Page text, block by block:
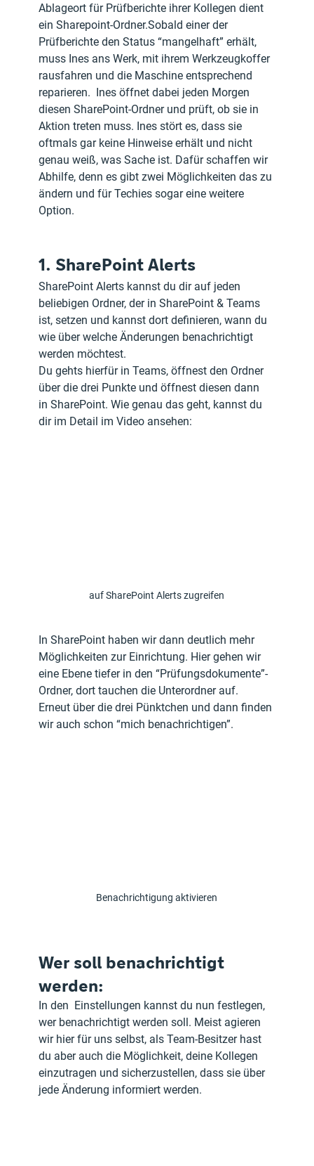
Ablageort für Prüfberichte ihrer Kollegen dient
ein Sharepoint-Ordner.Sobald einer der
Prüfberichte den Status “mangelhaft” erhält,
muss Ines ans Werk, mit ihrem Werkzeugkoffer
rausfahren und die Maschine entsprechend
reparieren.  Ines öffnet dabei jeden Morgen
diesen SharePoint-Ordner und prüft, ob sie in
Aktion treten muss. Ines stört es, dass sie
oftmals gar keine Hinweise erhält und nicht
genau weiß, was Sache ist. Dafür schaffen wir
Abhilfe, denn es gibt zwei Möglichkeiten das zu
ändern und für Techies sogar eine weitere
Option.
1. SharePoint Alerts
SharePoint Alerts kannst du dir auf jeden
beliebigen Ordner, der in SharePoint & Teams
ist, setzen und kannst dort definieren, wann du
wie über welche Änderungen benachrichtigt
werden möchtest.
Du gehts hierfür in Teams, öffnest den Ordner
über die drei Punkte und öffnest diesen dann
in SharePoint. Wie genau das geht, kannst du
dir im Detail im Video ansehen:
auf SharePoint Alerts zugreifen
In SharePoint haben wir dann deutlich mehr
Möglichkeiten zur Einrichtung. Hier gehen wir
eine Ebene tiefer in den “Prüfungsdokumente”-
Ordner, dort tauchen die Unterordner auf.
Erneut über die drei Pünktchen und dann finden
wir auch schon “mich benachrichtigen”.
Benachrichtigung aktivieren
Wer soll benachrichtigt
werden:
In den  Einstellungen kannst du nun festlegen,
wer benachrichtigt werden soll. Meist agieren
wir hier für uns selbst, als Team-Besitzer hast
du aber auch die Möglichkeit, deine Kollegen
einzutragen und sicherzustellen, dass sie über
jede Änderung informiert werden.